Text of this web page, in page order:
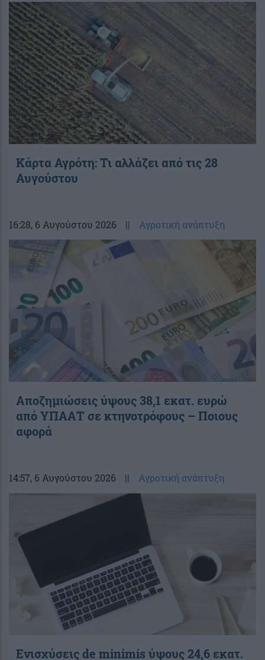
Κάρτα Αγρότη: Τι αλλάζει από τις 28
Αυγούστου
16:28, 6 Αυγούστου 2026 || Αγροτική ανάπτυξη
Αποζημιώσεις ύψους 38,1 εκατ. ευρώ
από ΥΠΑΑΤ σε κτηνοτρόφους – Ποιους
αφορά
14:57, 6 Αυγούστου 2026 || Αγροτική ανάπτυξη
Ενισχύσεις de minimis ύψους 24,6 εκατ.